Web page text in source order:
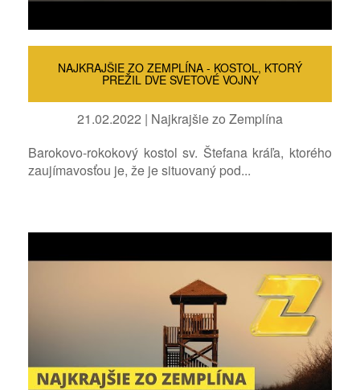
NAJKRAJŠIE ZO ZEMPLÍNA - KOSTOL, KTORÝ
PREŽIL DVE SVETOVÉ VOJNY
21.02.2022 | Najkrajšie zo Zemplína
Barokovo-rokokový kostol sv. Štefana kráľa, ktorého
zaujímavosťou je, že je situovaný pod...